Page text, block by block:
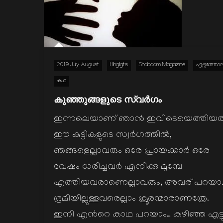
2019 July-August Hihgligts Shabdam Magazine
കഥ
കുഞ്ഞുങ്ങളുടെ സ്വര്‍ഗം
ഇന്നലെയാണ് ഞാന്‍
ഈ കുട്ടികളുടെ സ്വര്‍ഗത്തില്‍,
ഞങ്ങളെല്ലാവരും ഒരേ പ്രായക്കാര്‍ ഒരേ
വേഷം ധരിച്ചവര്‍ എനിക്കു മുമ്പേ
എത്തിയവരാണെല്ലാവരും, അവര്
ഭൂമിയില്ലുള്ളവരെല്ലാം ക്രൂരന്മാരാണത്രേ.
ഇനി എന്‍റെ കാഥ പറയാം… കഴിഞ്ഞ എട്ടു